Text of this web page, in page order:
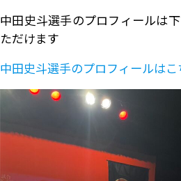
中田史斗選手のプロフィールは
ただけます
中田史斗選手のプロフィールはこ